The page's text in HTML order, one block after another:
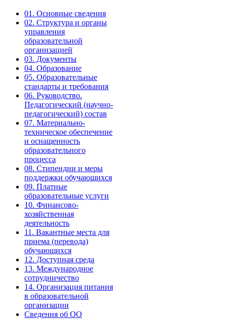
01. Основные сведения
02. Структура и органы
управления
образовательной
организацией
03. Документы
04. Образование
05. Образовательные
стандарты и требования
06. Руководство.
Педагогический (научно-
педагогический) состав
07. Материально-
техническое обеспечение
и оснащенность
образовательного
процесса
08. Стипендии и меры
поддержки обучающихся
09. Платные
образовательные услуги
10. Финансово-
хозяйственная
деятельность
11. Вакантные места для
приема (перевода)
обучающихся
12. Доступная среда
13. Международное
сотрудничество
14. Организация питания
в образовательной
организации
Сведения об ОО